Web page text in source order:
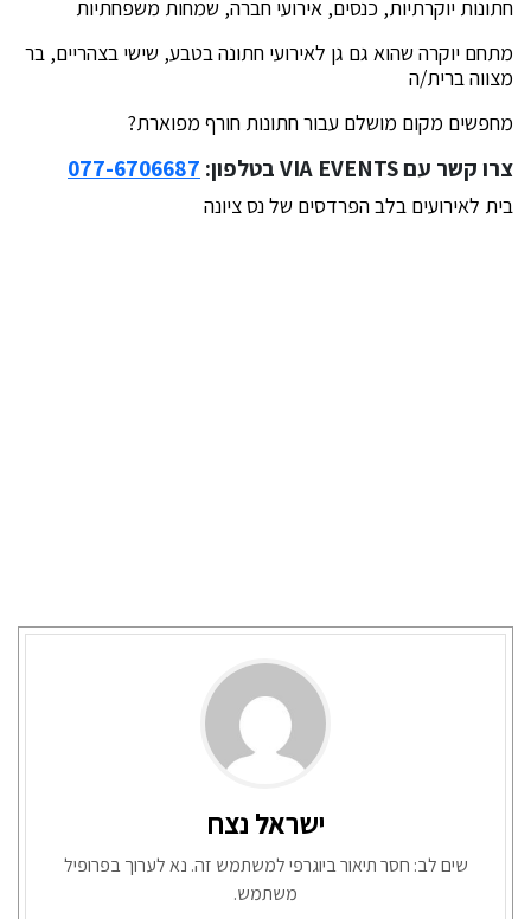
חתונות יוקרתיות, כנסים, אירועי חברה, שמחות משפחתיות
מתחם יוקרה שהוא גם גן לאירועי חתונה בטבע, שישי בצהריים, בר
מצווה ברית/ה
מחפשים מקום מושלם עבור חתונות חורף מפוארת?
צרו קשר עם VIA EVENTS בטלפון: 077-6706687
בית לאירועים בלב הפרדסים של נס ציונה
ישראל נצח
שים לב: חסר תיאור ביוגרפי למשתמש זה. נא לערוך בפרופיל
משתמש.